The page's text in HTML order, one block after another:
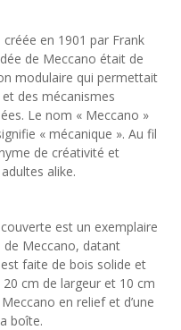
en 1901 par Frank
de Meccano était de
modulaire qui permettait
des mécanismes
Le nom « Meccano »
« mécanique ». Au fil
de créativité et
alike.
est un exemplaire
de Meccano, datant
faite de bois solide et
cm de largeur et 10 cm
en relief et d’une
boîte.